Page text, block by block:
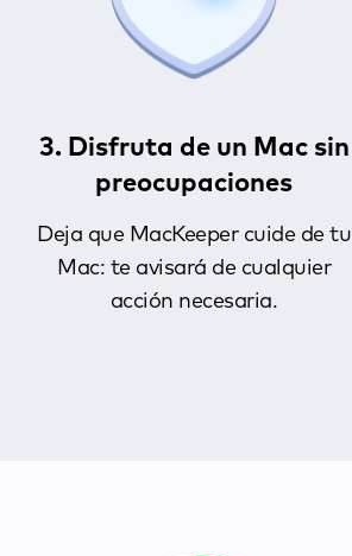
3. Disfruta de un Mac sin
preocupaciones
Deja que MacKeeper cuide de tu
Mac: te avisará de cualquier
acción necesaria.